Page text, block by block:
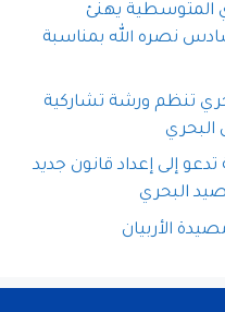
المتوسطية يهنئ
نصره الله بمناسبة
تنظم ورشة تشاركية
البحري
إلى إعداد قانون جديد
البحري
الأربيان